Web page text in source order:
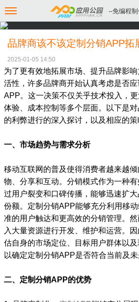
--免编程
品牌商该不该定制分销APP拓
2025-01-05 14:50
为了更有效地拓展市场、提升品牌影
活性，许多品牌商开始认真考虑是否
APP。这一决策不仅关乎技术投入，
体验、成本控制等多个层面。以下是
的利弊进行的深入探讨，以及相应的策
一、市场趋势与需求分析
移动互联网的普及使得消费者越来越
物、分享和互动。分销模式作为一种
过用户裂变和口碑传播，能够迅速扩
份额。定制分销APP能够充分利用移
准的用户触达和更高效的分销管理。
入大量资源进行开发、维护和运营。
估自身的市场定位、目标用户群体以及
以确定定制分销APP是否符合当前及未
二、定制分销APP的优势